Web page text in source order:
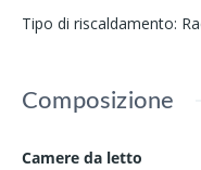
Tipo di riscaldamento:
Composizione
Camere da letto